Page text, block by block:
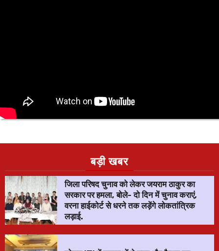
बड़ी खबर
जिला परिषद चुनाव को लेकर जयराम ठाकुर का
सरकार पर हमला, बोले- दो दिन में चुनाव कराएं,
वरना हाईकोर्ट से धरने तक लड़ेंगे लोकतांत्रिक
लड़ाई.